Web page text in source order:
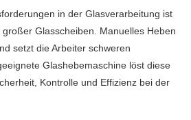
in der Glasverarbeitung ist
Glasscheiben. Manuelles Heben
setzt die Arbeiter schweren
Glashebemaschine löst diese
Kontrolle und Effizienz bei der